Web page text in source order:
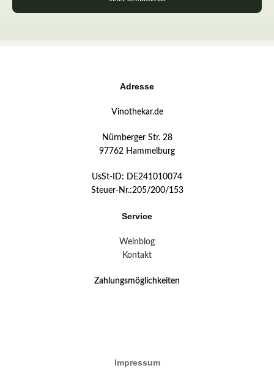
Adresse
Vinothekar.de
Nürnberger Str. 28
97762 Hammelburg
UsSt-ID: DE241010074
Steuer-Nr.:205/200/153
Service
Weinblog
Kontakt
Zahlungsmöglichkeiten
Impressum